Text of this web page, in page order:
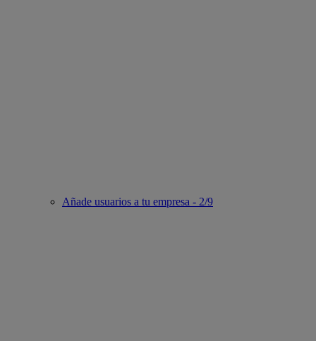
Añade usuarios a tu empresa - 2/9